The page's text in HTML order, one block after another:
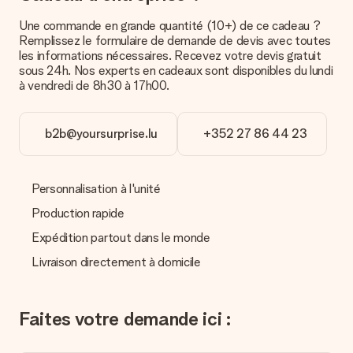
directement l’envoyer au destinataire.
Délai de livraison, options de livraison et frais
de port
Est-ce que je peux choisir la date de livraison ?
Il n’est, en ce moment, pas possible de choisir une date
précise pour votre cadeau.
cadeau sera livré ?
Quelles sont les options de livraison ?
Pour l’instant, il n’est pas (encore) possible de choisir une
option de livraison. Le cadeau commandé vous est envoyé par
Une commande en grande quantité (10+) de ce cadeau ?
Remplissez le formulaire de demande de devis avec toutes
les informations nécessaires. Recevez votre devis gratuit
sous 24h. Nos experts en cadeaux sont disponibles du lundi
à vendredi de 8h30 à 17h00.
b2b@yoursurprise.lu +352 27 86 44 23
Personnalisation à l'unité
Production rapide
Expédition partout dans le monde
Livraison directement à domicile
Faites votre demande ici :